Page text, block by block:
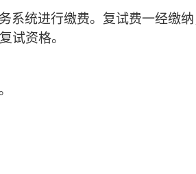
系统进行缴费。复试费一经缴
试资格。